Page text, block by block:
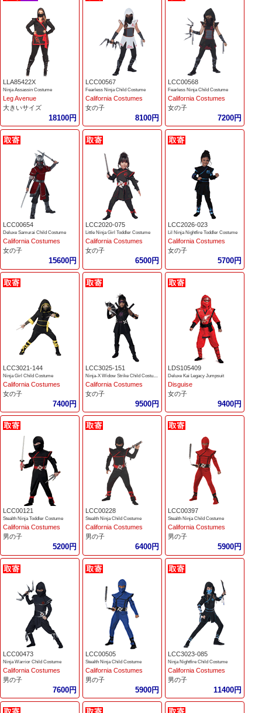
LLA85422X
Ninja Assassin Costume
Leg Avenue
大きいサイズ
18100円
LCC00567
Fearless Ninja Child Costume
California Costumes
女の子
8100円
LCC00568
Fearless Ninja Child Costume
California Costumes
女の子
7200円
LCC00654
Deluxe Samurai Child Costume
California Costumes
女の子
15600円
LCC2020-075
Little Ninja Girl Toddler Costume
California Costumes
女の子
6500円
LCC2026-023
Lil Ninja Nightfire Toddler Costume
California Costumes
女の子
5700円
LCC3021-144
Ninja Girl Child Costume
California Costumes
女の子
7400円
LCC3025-151
California Costumes
女の子
9500円
LDS105409
Deluxe Kai Legacy Jumpsuit
Disguise
女の子
9400円
LCC00121
Stealth Ninja Toddler Costume
California Costumes
男の子
5200円
LCC00228
Stealth Ninja Child Costume
California Costumes
男の子
6400円
LCC00397
Stealth Ninja Child Costume
California Costumes
男の子
5900円
LCC00473
Ninja Warrior Child Costume
California Costumes
男の子
7600円
LCC00505
Stealth Ninja Child Costume
California Costumes
男の子
5900円
LCC3023-085
Ninja Nightfire Child Costume
California Costumes
男の子
11400円